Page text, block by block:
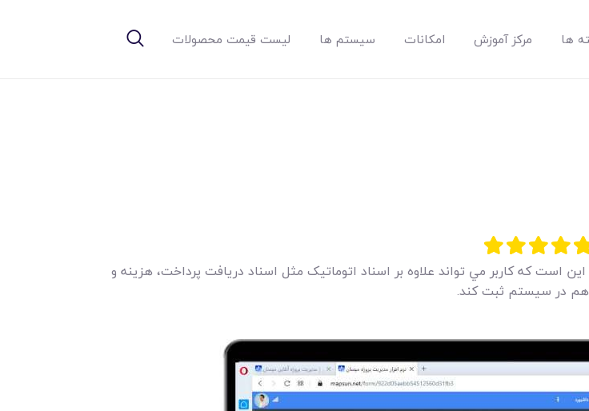
ها مرکز آموزش امکانات سیستم ها لیست قیمت محصولات
نوشته ها
امکانات
است که کاربر مي تواند علاوه بر اسناد اتوماتيک مثل اسناد دريافت پرداخت، هزينه و
هم در سيستم ثبت کند.